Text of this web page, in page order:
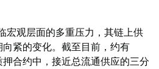
宏观层面的多重压力，其链上供
紧的变化。截至目前，约有
押合约中，接近总流通供应的三分